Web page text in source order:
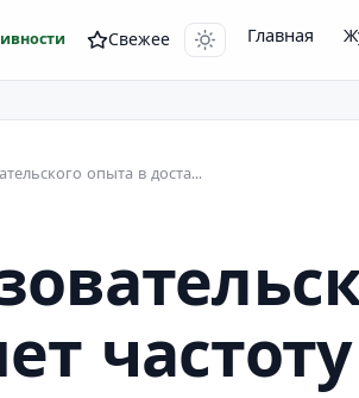
Свежее Главная
Исследование пользовательского опыта в доставке продуктов